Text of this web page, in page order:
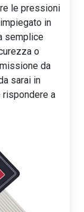
le pressioni
in
semplice
o
da
sarai in
a